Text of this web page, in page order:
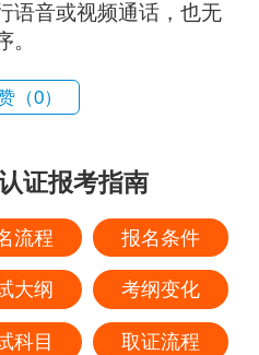
语音或视频通话，也无
。
（0）
证报考指南
流程 报名条件
大纲 考纲变化
科目 取证流程